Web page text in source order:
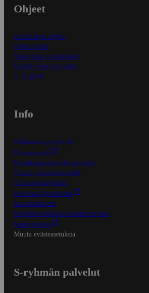
Ohjeet
Ensitilaajan ohjeet
Näin maksat
Näin tilaat ja muokkaat
Kaikki ohjeet ja vinkit
In English
Info
S-Business yrityksille
Oiva-raportit
Osuuskauppojen yhteystiedot
Tilaus- ja toimitusehdot
Tietosuojakäytäntö
Palvelun käyttöehdot
Saavutettavuus
Mobiilisovelluksen saavutettavuus
Mainostajalle
Muuta evästeasetuksia
S-ryhmän palvelut